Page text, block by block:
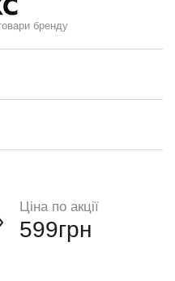
бренду
Ціна по акції
599грн